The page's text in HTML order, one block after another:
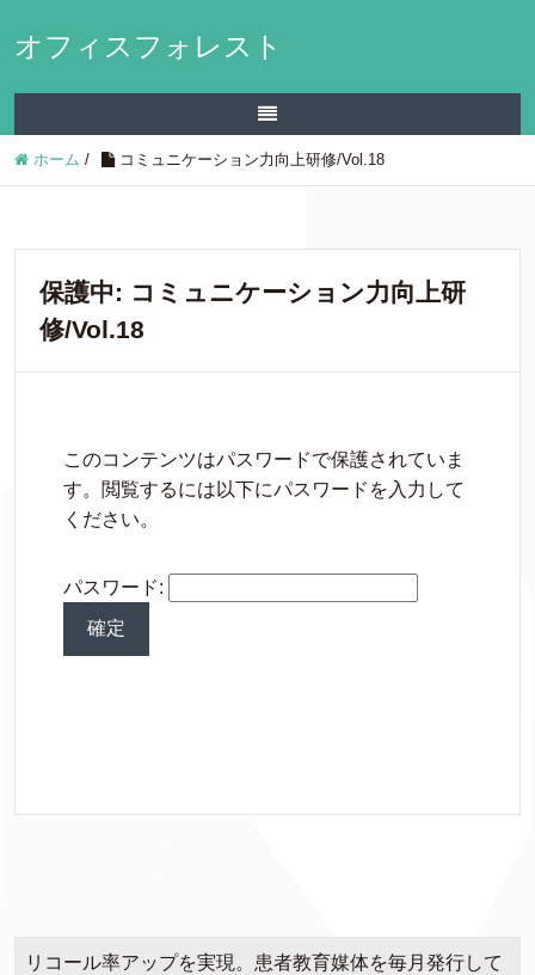
オフィスフォレスト
ホーム / コミュニケーション力向上研修/Vol.18
保護中: コミュニケーション力向上研
修/Vol.18
このコンテンツはパスワードで保護されていま
す。閲覧するには以下にパスワードを入力して
ください。
パスワード:
リコール率アップを実現。患者教育媒体を毎月発行して